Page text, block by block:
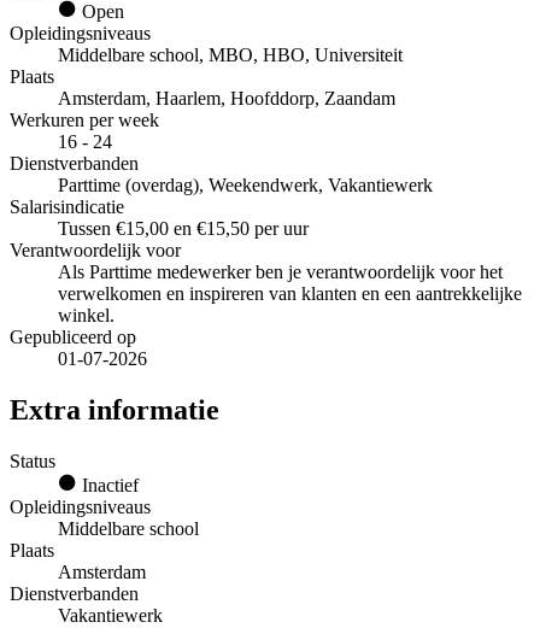
Open
Opleidingsniveaus
Middelbare school, MBO, HBO, Universiteit
Plaats
Amsterdam, Haarlem, Hoofddorp, Zaandam
Werkuren per week
16 - 24
Dienstverbanden
Parttime (overdag), Weekendwerk, Vakantiewerk
Salarisindicatie
Tussen €15,00 en €15,50 per uur
Verantwoordelijk voor
Als Parttime medewerker ben je verantwoordelijk voor het
verwelkomen en inspireren van klanten en een aantrekkelijke
winkel.
Gepubliceerd op
01-07-2026
Extra informatie
Status
Inactief
Opleidingsniveaus
Middelbare school
Plaats
Amsterdam
Dienstverbanden
Vakantiewerk